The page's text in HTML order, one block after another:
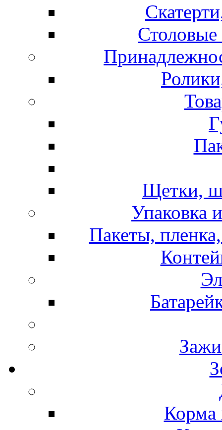
Щетки,
Упаковка
Пакеты,
Корма